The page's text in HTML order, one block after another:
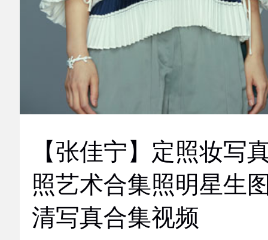
【张佳宁】定照妆写
照艺术合集照明星生
清写真合集视频